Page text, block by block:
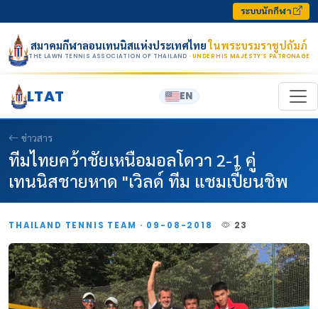
ระบบนักกีฬา
สมาคมกีฬาลอนเทนนิสแห่งประเทศไทยในพระบรมราชูปถัมภ์
THE LAWN TENNIS ASSOCIATION OF THAILAND · UNDER HIS MAJESTY’S PATRONAGE
LTAT EN
ข่าวสาร
ทีมไทยคว้าชัยเหนือมอลโดวา 2-1 คู่
เทนนิสชายหาด "เวิลด์ ทีม แชมเปี้ยนชิพ
THAILAND TENNIS TEAM · 09-08-2018 23